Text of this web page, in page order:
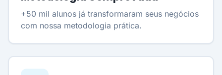
+50 mil alunos já transformaram seus negócios
com nossa metodologia prática.